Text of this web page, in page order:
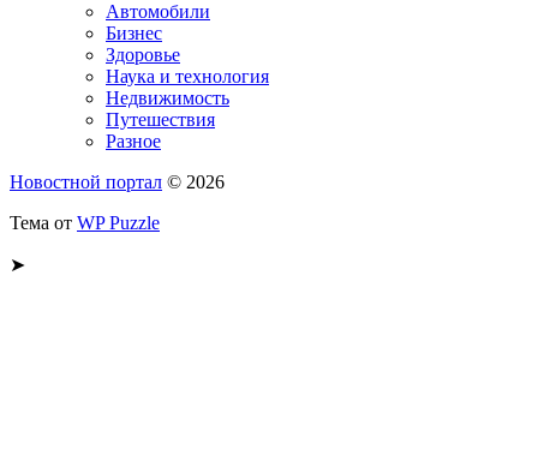
Автомобили
Бизнес
Здоровье
Наука и технология
Недвижимость
Путешествия
Разное
Новостной портал © 2026
Тема от WP Puzzle
➤